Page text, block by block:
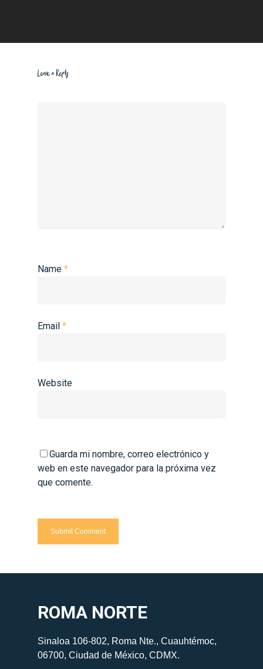
Leave a Reply
Name *
Email *
Website
Guarda mi nombre, correo electrónico y
web en este navegador para la próxima vez
que comente.
ROMA NORTE
Sinaloa 106-802, Roma Nte., Cuauhtémoc,
06700, Ciudad de México, CDMX.